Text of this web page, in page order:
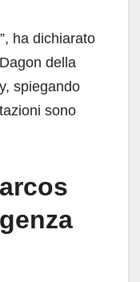
ha dichiarato
della
spiegando
sono